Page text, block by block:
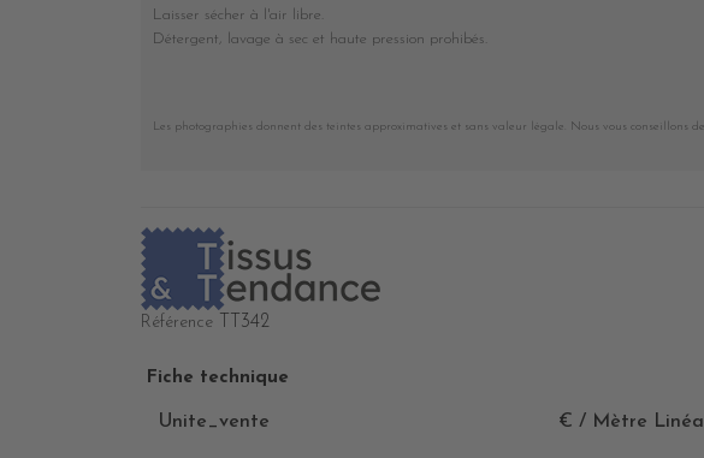
Laisser sécher à l'air libre.
Détergent, lavage à sec et haute pression prohibés
Les photographies donnent des teintes approximatives et sans valeur légale. Nous vous conseillons
Référence TT342
Fiche technique
Unite_vente € / Mètre